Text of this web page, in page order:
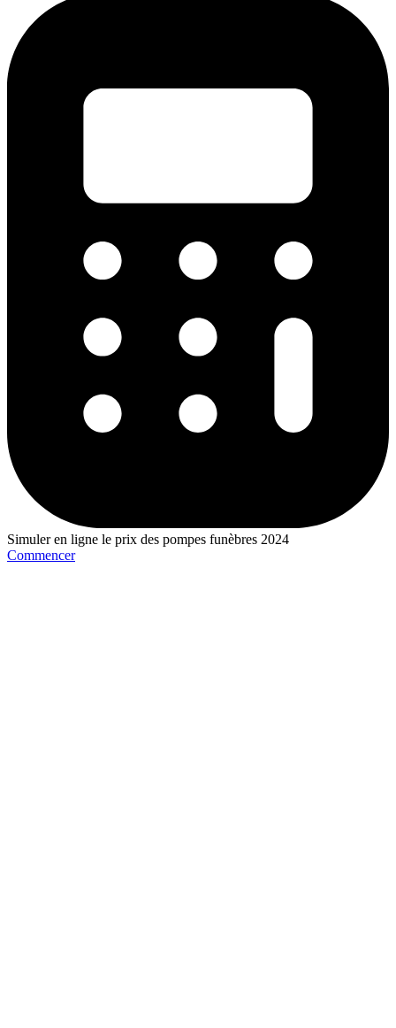
Simuler en ligne le prix des pompes funèbres 2024
Commencer